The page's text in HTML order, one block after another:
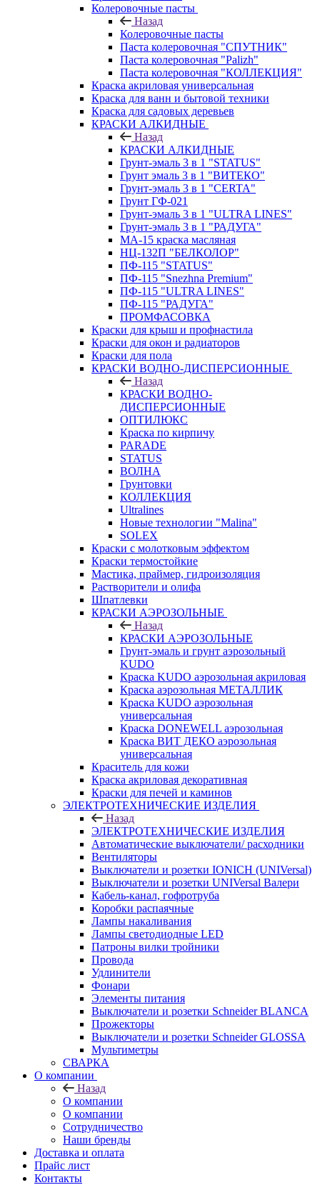
Колеровочные пасты
Назад
Колеровочные пасты
Паста колеровочная "СПУТНИК"
Паста колеровочная "Palizh"
Паста колеровочная "КОЛЛЕКЦИЯ"
Краска акриловая универсальная
Краска для ванн и бытовой техники
Краска для садовых деревьев
КРАСКИ АЛКИДНЫЕ
Назад
КРАСКИ АЛКИДНЫЕ
Грунт-эмаль 3 в 1 "STATUS"
Грунт эмаль 3 в 1 "ВИТЕКО"
Грунт-эмаль 3 в 1 "CERTA"
Грунт ГФ-021
Грунт-эмаль 3 в 1 "ULTRA LINES"
Грунт-эмаль 3 в 1 "РАДУГА"
МА-15 краска масляная
НЦ-132П "БЕЛКОЛОР"
ПФ-115 "STATUS"
ПФ-115 "Snezhna Premium"
ПФ-115 "ULTRA LINES"
ПФ-115 "РАДУГА"
ПРОМФАСОВКА
Краски для крыш и профнастила
Краски для окон и радиаторов
Краски для пола
КРАСКИ ВОДНО-ДИСПЕРСИОННЫЕ
Назад
КРАСКИ ВОДНО-
ДИСПЕРСИОННЫЕ
ОПТИЛЮКС
Краска по кирпичу
PARADE
STATUS
ВОЛНА
Грунтовки
КОЛЛЕКЦИЯ
Ultralines
Новые технологии "Malina"
SOLEX
Краски с молотковым эффектом
Краски термостойкие
Мастика, праймер, гидроизоляция
Растворители и олифа
Шпатлевки
КРАСКИ АЭРОЗОЛЬНЫЕ
Назад
КРАСКИ АЭРОЗОЛЬНЫЕ
Грунт-эмаль и грунт аэрозольный
KUDO
Краска KUDO аэрозольная акриловая
Краска аэрозольная МЕТАЛЛИК
Краска KUDO аэрозольная
универсальная
Краска DONEWELL аэрозольная
Краска ВИТ ДЕКО аэрозольная
универсальная
Краситель для кожи
Краска акриловая декоративная
Краски для печей и каминов
ЭЛЕКТРОТЕХНИЧЕСКИЕ ИЗДЕЛИЯ
Назад
ЭЛЕКТРОТЕХНИЧЕСКИЕ ИЗДЕЛИЯ
Автоматические выключатели/ расходники
Вентиляторы
Выключатели и розетки IONICH (UNIVersal)
Выключатели и розетки UNIVersal Валери
Кабель-канал, гофротруба
Коробки распаячные
Лампы накаливания
Лампы светодиодные LED
Патроны вилки тройники
Провода
Удлинители
Фонари
Элементы питания
Выключатели и розетки Schneider BLANCA
Прожекторы
Выключатели и розетки Schneider GLOSSA
Мультиметры
СВАРКА
О компании
Назад
О компании
О компании
Сотрудничество
Наши бренды
Доставка и оплата
Прайс лист
Контакты